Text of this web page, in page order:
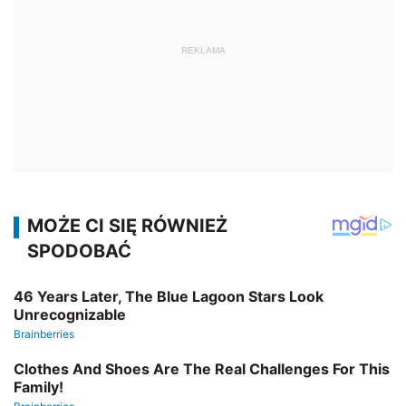
REKLAMA